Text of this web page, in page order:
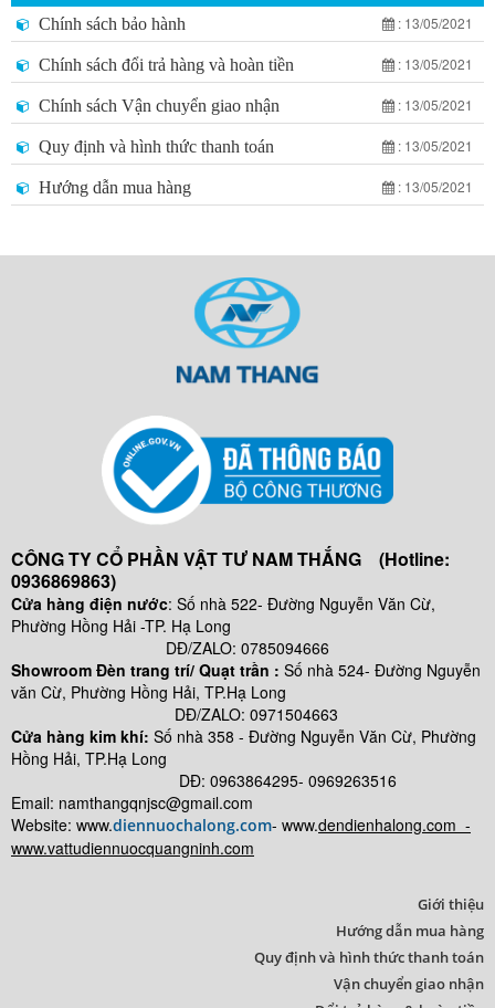
Chính sách bảo hành : 13/05/2021
Chính sách đổi trả hàng và hoàn tiền : 13/05/2021
Chính sách Vận chuyển giao nhận : 13/05/2021
Quy định và hình thức thanh toán : 13/05/2021
Hướng dẫn mua hàng : 13/05/2021
CÔNG TY CỔ PHẦN VẬT TƯ NAM THẮNG (Hotline:
0936869863)
Cửa hàng điện nước: Số nhà 522- Đường Nguyễn Văn Cừ,
Phường Hồng Hải -TP. Hạ Long
DĐ/ZALO: 0785094666
Showroom Đèn trang trí/ Quạt trần : Số nhà 524- Đường Nguyễn
văn Cừ, Phường Hồng Hải, TP.Hạ Long
DĐ/ZALO: 0971504663
Cửa hàng kim khí: Số nhà 358 - Đường Nguyễn Văn Cừ, Phường
Hồng Hải, TP.Hạ Long
DĐ: 0963864295- 0969263516
Email: namthangqnjsc@gmail.com
Website: www.diennuochalong.com- www.dendienhalong.com -
www.vattudiennuocquangninh.com
Giới thiệu
Hướng dẫn mua hàng
Quy định và hình thức thanh toán
Vận chuyển giao nhận